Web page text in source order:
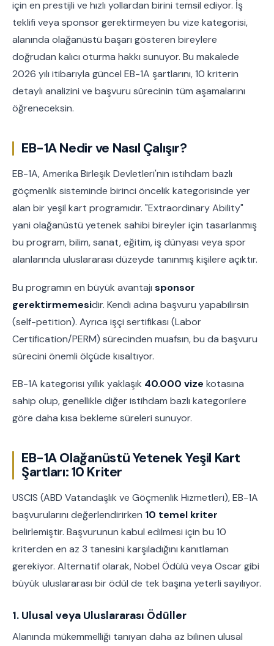
için en prestijli ve hızlı yollardan birini temsil ediyor. İş
teklifi veya sponsor gerektirmeyen bu vize kategorisi,
alanında olağanüstü başarı gösteren bireylere
doğrudan kalıcı oturma hakkı sunuyor. Bu makalede
2026 yılı itibarıyla güncel EB-1A şartlarını, 10 kriterin
detaylı analizini ve başvuru sürecinin tüm aşamalarını
öğreneceksin.
EB-1A Nedir ve Nasıl Çalışır?
EB-1A, Amerika Birleşik Devletleri'nin istihdam bazlı
göçmenlik sisteminde birinci öncelik kategorisinde yer
alan bir yeşil kart programıdır. "Extraordinary Ability"
yani olağanüstü yetenek sahibi bireyler için tasarlanmış
bu program, bilim, sanat, eğitim, iş dünyası veya spor
alanlarında uluslararası düzeyde tanınmış kişilere açıktır.
Bu programın en büyük avantajı sponsor
gerektirmemesidir. Kendi adına başvuru yapabilirsin
(self-petition). Ayrıca işçi sertifikası (Labor
Certification/PERM) sürecinden muafsın, bu da başvuru
sürecini önemli ölçüde kısaltıyor.
EB-1A kategorisi yıllık yaklaşık 40.000 vize kotasına
sahip olup, genellikle diğer istihdam bazlı kategorilere
göre daha kısa bekleme süreleri sunuyor.
EB-1A Olağanüstü Yetenek Yeşil Kart
Şartları: 10 Kriter
USCIS (ABD Vatandaşlık ve Göçmenlik Hizmetleri), EB-1A
başvurularını değerlendirirken 10 temel kriter
belirlemiştir. Başvurunun kabul edilmesi için bu 10
kriterden en az 3 tanesini karşıladığını kanıtlaman
gerekiyor. Alternatif olarak, Nobel Ödülü veya Oscar gibi
büyük uluslararası bir ödül de tek başına yeterli sayılıyor.
1. Ulusal veya Uluslararası Ödüller
Alanında mükemmelliği tanıyan daha az bilinen ulusal